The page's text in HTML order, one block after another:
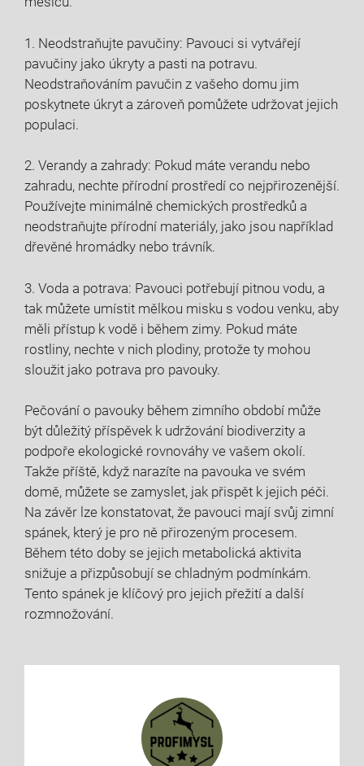
1. Neodstraňujte pavučiny: Pavouci si vytvářejí
pavučiny jako úkryty a pasti na potravu.
Neodstraňováním pavučin z vašeho domu jim
poskytnete úkryt a zároveň pomůžete udržovat jejich
populaci.
2. Verandy a zahrady: Pokud máte verandu nebo
zahradu, nechte přírodní prostředí co nejpřirozenější.
Používejte minimálně chemických prostředků a
neodstraňujte přírodní materiály, jako jsou například
dřevěné hromádky nebo trávník.
3. Voda a potrava: Pavouci potřebují pitnou vodu, a
tak můžete umístit mělkou misku s vodou venku, aby
měli přístup k vodě i během zimy. Pokud máte
rostliny, nechte v nich plodiny, protože ty mohou
sloužit jako potrava pro pavouky.
Pečování o pavouky během zimního období může
být důležitý příspěvek k udržování biodiverzity a
podpoře ekologické rovnováhy ve vašem okolí.
Takže příště, když narazíte na pavouka ve svém
domě, můžete se zamyslet, jak přispět k jejich péči.
Na závěr lze konstatovat, že pavouci mají svůj zimní
spánek, který je pro ně přirozeným procesem.
Během této doby se jejich metabolická aktivita
snižuje a přizpůsobují se chladným podmínkám.
Tento spánek je klíčový pro jejich přežití a další
rozmnožování.